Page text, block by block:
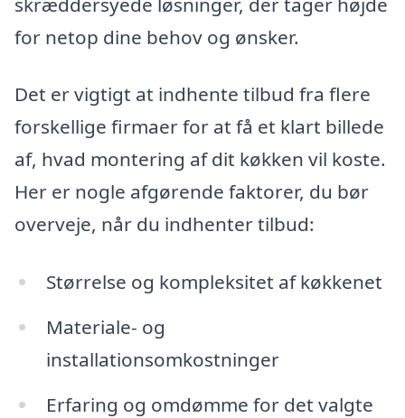
for netop dine behov og ønsker.
Det er vigtigt at indhente tilbud fra flere
forskellige firmaer for at få et klart billede
af, hvad montering af dit køkken vil koste.
Her er nogle afgørende faktorer, du bør
overveje, når du indhenter tilbud:
Størrelse og kompleksitet af køkkenet
Materiale- og
installationsomkostninger
Erfaring og omdømme for det valgte